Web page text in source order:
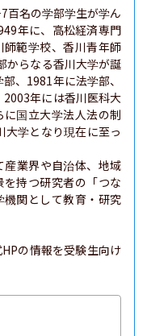
百名の学部学生が学ん
年に、高松経済専門
範学校、香川青年師
からなる香川大学が誕
、1981年に法学部、
年には香川医科大
国立大学法人法の制
学となり現在に至っ
業界や自治体、地域
持つ研究者の「つな
関として教育・研究
の情報を受験生向け